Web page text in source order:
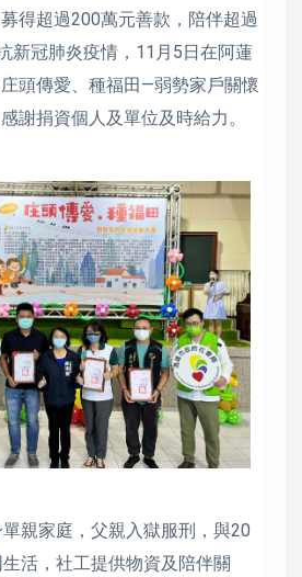
得超過200萬元善款，陪伴超過
新冠肺炎疫情，11月5日在阿蓮
頭傳愛、種福田—弱勢家戶關懷
謝捐資個人及單位及時給力。
親家庭，父親入獄服刑，與20
活，社工提供物資及陪伴關